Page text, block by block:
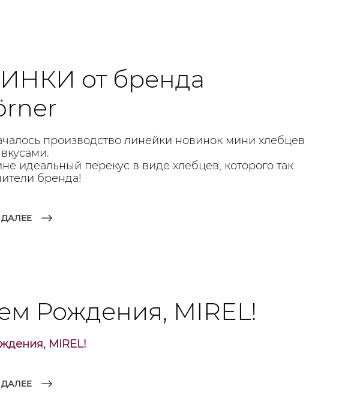
от бренда
производство линейки новинок мини хлебцев
идеальный перекус в виде хлебцев, которого так
бренда!
Рождения, MIREL!
MIREL!